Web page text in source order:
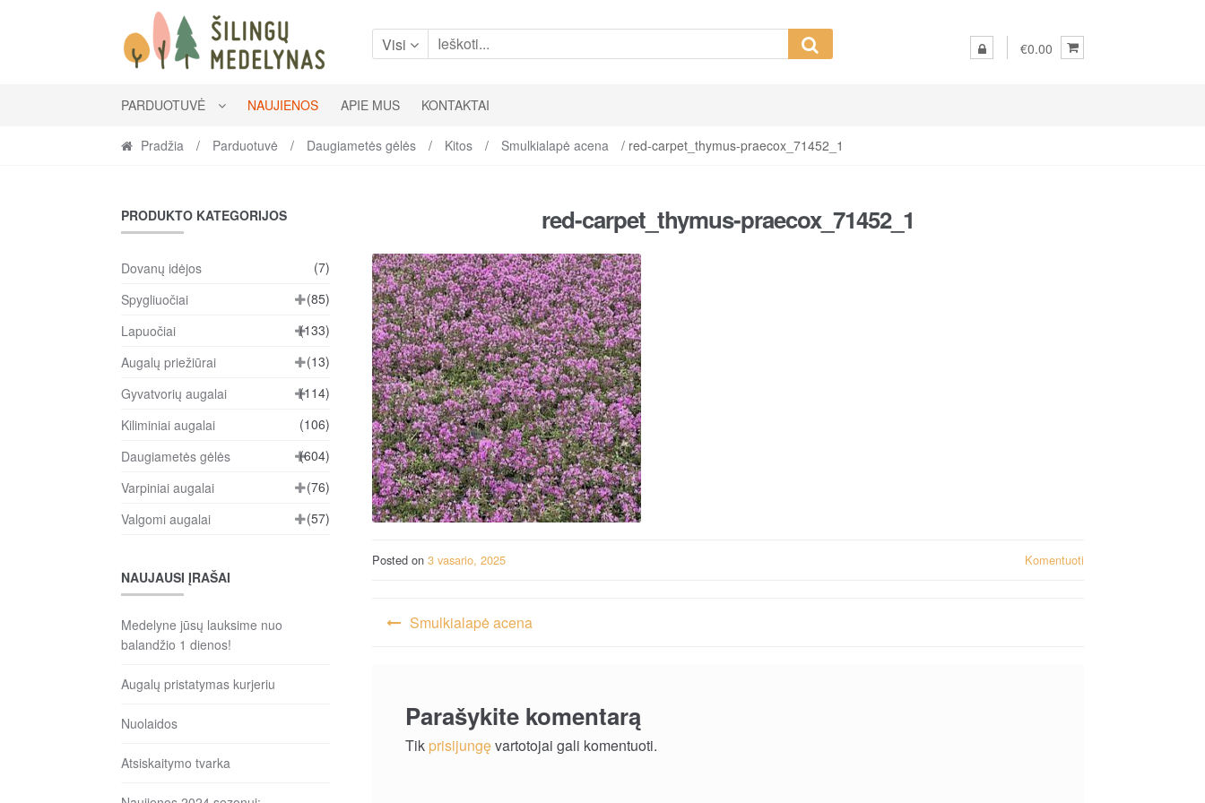
to
navigation
to
content
Visi €0.00
PARDUOTUVĖ NAUJIENOS APIE MUS KONTAKTAI
Pradžia / Parduotuvė / Daugiametės gėlės / Kitos / Smulkialapė acena / red-carpet_thymus-praecox_71452_1
red-carpet_thymus-praecox_71452_1
Posted on3 vasario, 2025 Komentuoti
Navigacija
Smulkialapė acena
Parašykite komentarą
Tik prisijungęvartotojai gali komentuoti.
PRODUKTO KATEGORIJOS
Dovanų idėjos
(7)
Spygliuočiai
(85)
Lapuočiai
(133)
Augalų priežiūrai
(13)
Gyvatvorių augalai
(114)
Kiliminiai augalai
(106)
Daugiametės gėlės
(604)
Varpiniai augalai
(76)
Valgomi augalai
(57)
NAUJAUSI ĮRAŠAI
Medelyne jūsų lauksime nuo
balandžio 1 dienos!
Augalų pristatymas kurjeriu
Nuolaidos
Atsiskaitymo tvarka